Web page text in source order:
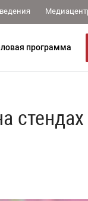
программа
стендах